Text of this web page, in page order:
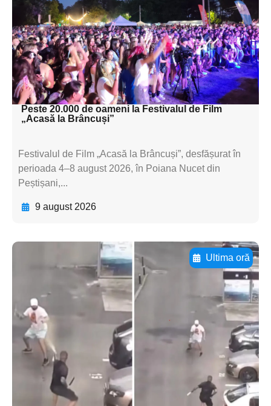
textul pentru
subtitluAdaugă aici
textul pentru
subtitluAdaugă aici
textul pentru subti
Peste 20.000 de oameni la Festivalul de Film
„Acasă la Brâncuși”
Festivalul de Film „Acasă la Brâncuși”, desfășurat în
perioada 4–8 august 2026, în Poiana Nucet din
Peștișani,...
9 august 2026
Ultima oră
Adaugă aici textul pentru
subtitluAdaugă aici
textul pentru
subtitluAdaugă aici
textul pentru
subtitluAdaugă aici
textul pentru subti